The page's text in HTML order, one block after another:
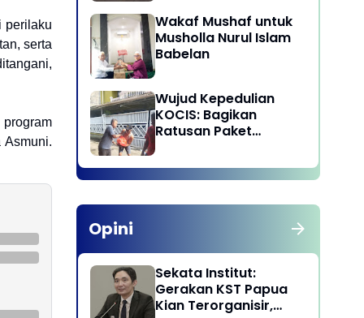
perilaku
serta
Ekonomi Kreatif
Provinsi DKI Jakarta
Wakaf Mushaf untuk
Musholla Nurul Islam
Babelan
Wujud Kepedulian
KOCIS: Bagikan
Ratusan Paket
Anggota dan Kaum
Dhuafa
Opini
Sekata Institut:
Gerakan KST Papua
Kian Terorganisir,